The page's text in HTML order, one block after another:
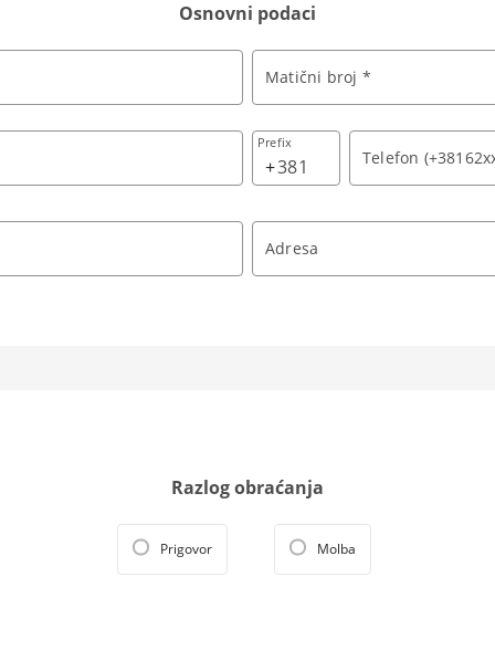
Osnovni podaci
Matični broj *
Prefix
+ Telefon
Adresa
Razlog obraćanja
Prigovor Molba